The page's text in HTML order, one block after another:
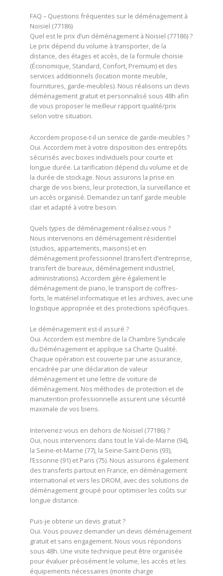
FAQ – Questions fréquentes sur le déménagement à
Noisiel (77186)
Quel est le prix d’un déménagement à Noisiel (77186) ?
Le prix dépend du volume à transporter, de la
distance, des étages et accès, de la formule choisie
(Économique, Standard, Confort, Premium) et des
services additionnels (location monte meuble,
fournitures, garde-meubles). Nous réalisons un devis
déménagement gratuit et personnalisé sous 48h afin
de vous proposer le meilleur rapport qualité/prix
selon votre situation.
Accordem propose-t-il un service de garde-meubles ?
Oui. Accordem met à votre disposition des entrepôts
sécurisés avec boxes individuels pour courte et
longue durée. La tarification dépend du volume et de
la durée de stockage. Nous assurons la prise en
charge de vos biens, leur protection, la surveillance et
un accès organisé. Demandez un tarif garde meuble
clair et adapté à votre besoin.
Quels types de déménagement réalisez-vous ?
Nous intervenons en déménagement résidentiel
(studios, appartements, maisons) et en
déménagement professionnel (transfert d’entreprise,
transfert de bureaux, déménagement industriel,
administrations). Accordem gère également le
déménagement de piano, le transport de coffres-
forts, le matériel informatique et les archives, avec une
logistique appropriée et des protections spécifiques.
Le déménagement est-il assuré ?
Oui. Accordem est membre de la Chambre Syndicale
du Déménagement et applique sa Charte Qualité.
Chaque opération est couverte par une assurance,
encadrée par une déclaration de valeur
déménagement et une lettre de voiture de
déménagement. Nos méthodes de protection et de
manutention professionnelle assurent une sécurité
maximale de vos biens.
Intervenez-vous en dehors de Noisiel (77186) ?
Oui, nous intervenons dans tout le Val-de-Marne (94),
la Seine-et-Marne (77), la Seine-Saint-Denis (93),
l’Essonne (91) et Paris (75). Nous assurons également
des transferts partout en France, en déménagement
international et vers les DROM, avec des solutions de
déménagement groupé pour optimiser les coûts sur
longue distance.
Puis-je obtenir un devis gratuit ?
Oui. Vous pouvez demander un devis déménagement
gratuit et sans engagement. Nous vous répondons
sous 48h. Une visite technique peut être organisée
pour évaluer précisément le volume, les accès et les
équipements nécessaires (monte charge